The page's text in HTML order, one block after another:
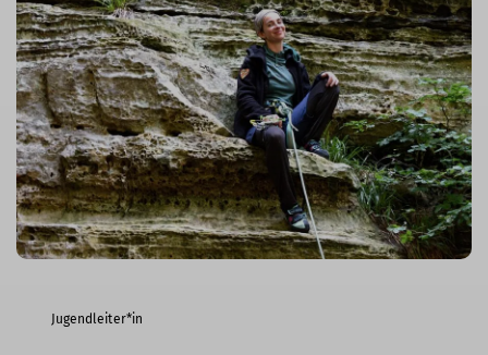
Jugendleiter*in